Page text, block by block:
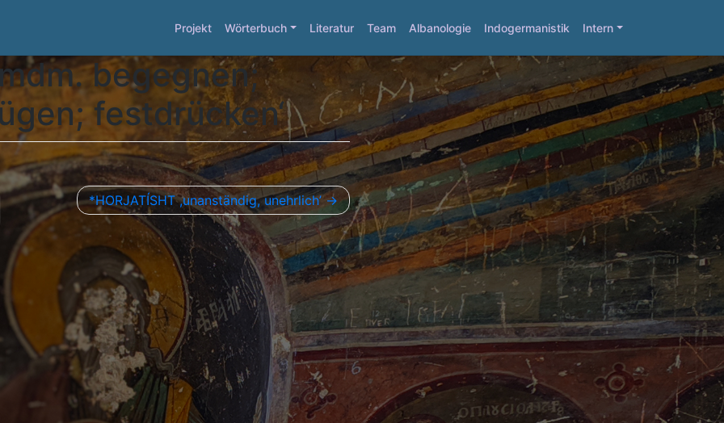
Projekt Wörterbuch Literatur Team Albanologie Indogermanistik Intern
begegnen;
festdrücken‘
*HORJATÍSHT ,unanständig, unehrlich’